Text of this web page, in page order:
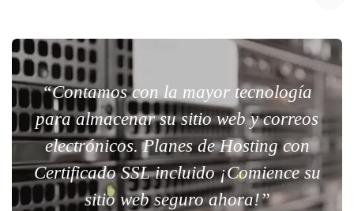
“Contamos con la mayor tecnología
para almacenar su sitio web y correos
electrónicos. Planes de Hosting con
Certificado SSL incluido ¡Comience su
sitio web seguro ahora!”